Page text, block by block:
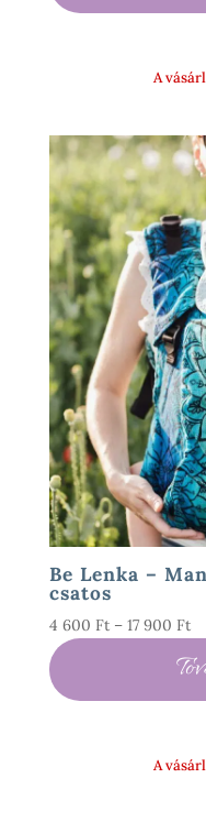
-
A
Be Lenka –
csatos
4 600 Ft – 17 900 Ft
-
A